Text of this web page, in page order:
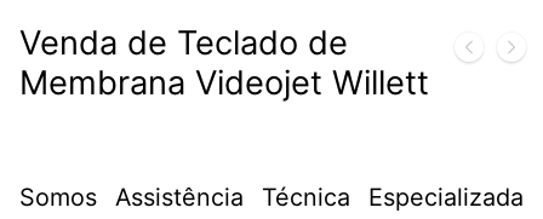
Venda de Teclado de
Membrana Videojet Willett
Somos Assistência Técnica Especializada